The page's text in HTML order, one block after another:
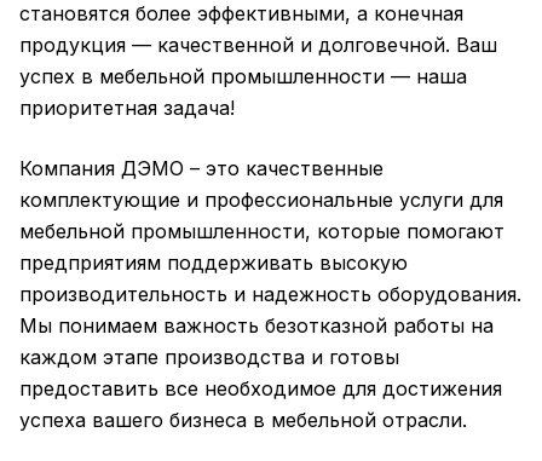
становятся более эффективными, а конечная
продукция — качественной и долговечной. Ваш
успех в мебельной промышленности — наша
приоритетная задача!
Компания ДЭМО – это качественные
комплектующие и профессиональные услуги для
мебельной промышленности, которые помогают
предприятиям поддерживать высокую
производительность и надежность оборудования.
Мы понимаем важность безотказной работы на
каждом этапе производства и готовы
предоставить все необходимое для достижения
успеха вашего бизнеса в мебельной отрасли.